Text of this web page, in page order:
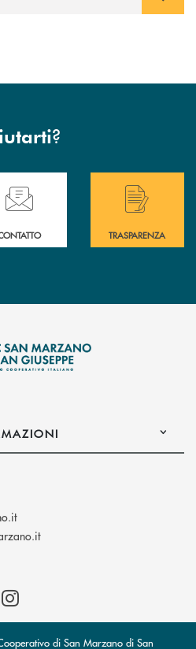
?
filiali di Bcc San Marzano.
bisogno di assistenza immediata?
Hai bisogno di
TRASPARENZA
(si apre l’app di posta
(si apre l’app di posta
di San Marzano di San